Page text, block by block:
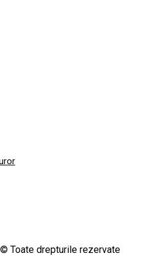
Toate drepturile rezervate